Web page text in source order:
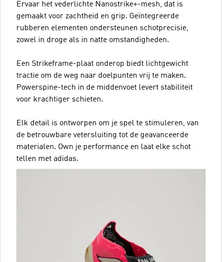
Ervaar het vederlichte Nanostrike+-mesh, dat is
gemaakt voor zachtheid en grip. Geïntegreerde
rubberen elementen ondersteunen schotprecisie,
zowel in droge als in natte omstandigheden.
Een Strikeframe-plaat onderop biedt lichtgewicht
tractie om de weg naar doelpunten vrij te maken.
Powerspine-tech in de middenvoet levert stabiliteit
voor krachtiger schieten.
Elk detail is ontworpen om je spel te stimuleren, van
de betrouwbare vetersluiting tot de geavanceerde
materialen. Own je performance en laat elke schot
tellen met adidas.